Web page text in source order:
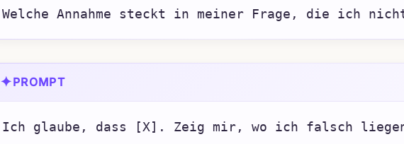
Welche Annahme steckt in meiner Frage, die ich
✦PROMPT
Ich glaube, dass [X]. Zeig mir, wo ich falsch